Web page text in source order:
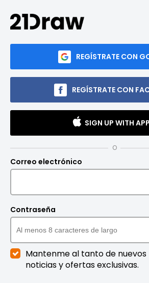
REGÍSTRATE CON
REGÍSTRATE CON
SIGN UP WITH
O
Correo electrónico
Contraseña
Mantenme al tanto de nuevos
noticias y ofertas exclusivas.